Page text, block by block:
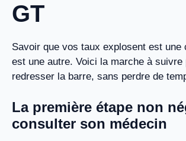
GT
Savoir que vos taux explosent est une
est une autre. Voici la marche à suivre
redresser la barre, sans perdre de
La première étape non
consulter son médecin